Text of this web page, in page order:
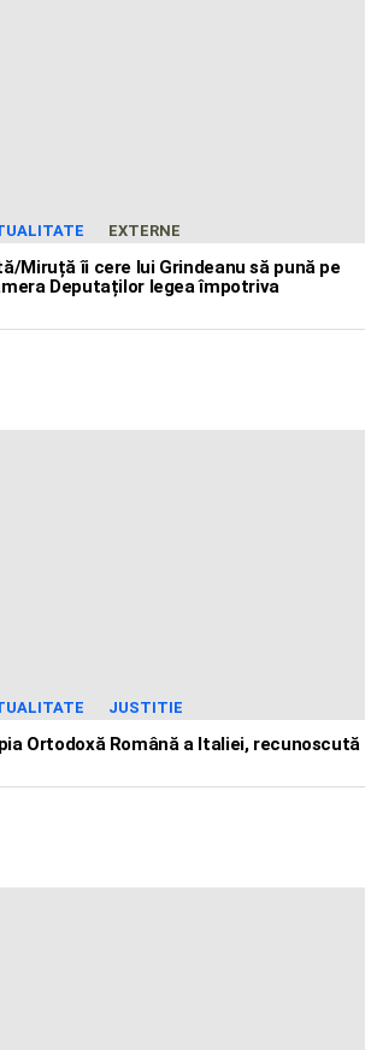
EXTERNE
Miruță îi cere lui Grindeanu să pună pe
Deputaților legea împotriva
JUSTITIE
Ortodoxă Română a Italiei, recunoscută